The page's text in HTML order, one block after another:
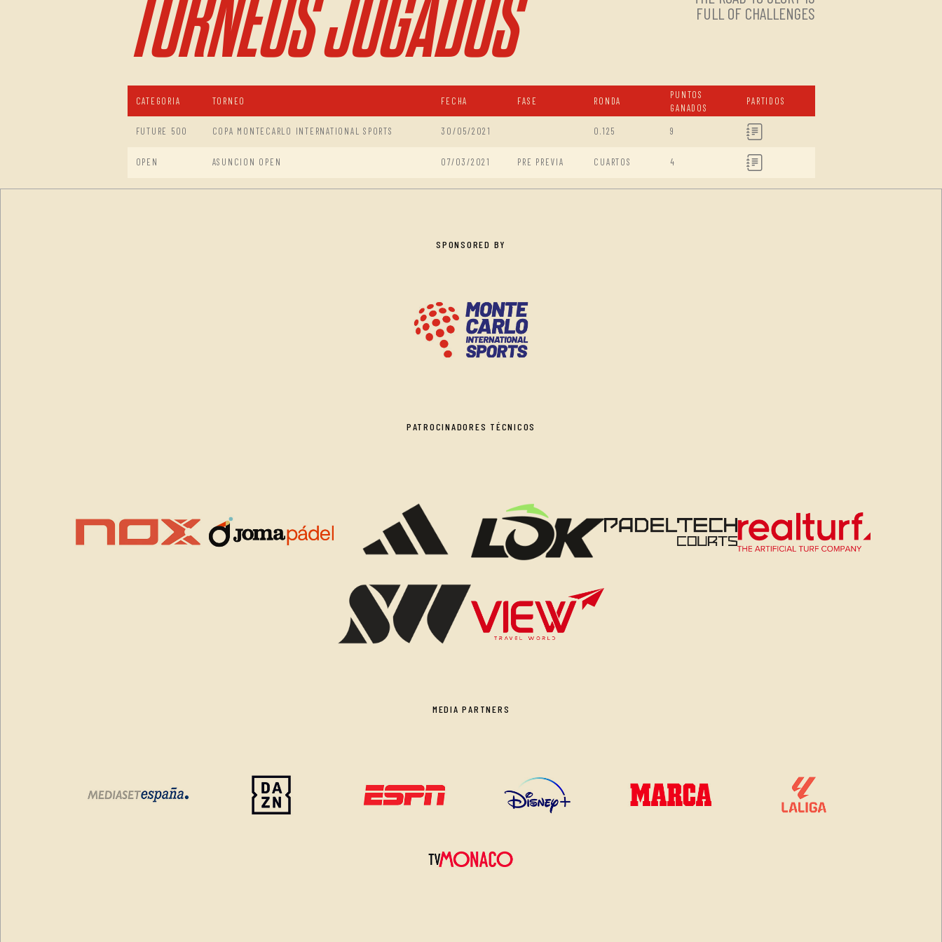
TORNEOS JUGADOS
FULL OF CHALLENGES
CATEGORIA TORNEO FECHA FASE RONDA
PUNTOS
GANADOS
PARTIDOS
FUTURE 500 COPA MONTECARLO INTERNATIONAL SPORTS 30/05/2021 0.125 9
OPEN ASUNCION OPEN 07/03/2021 PRE PREVIA CUARTOS 4
SPONSORED BY
PATROCINADORES TÉCNICOS
MEDIA PARTNERS